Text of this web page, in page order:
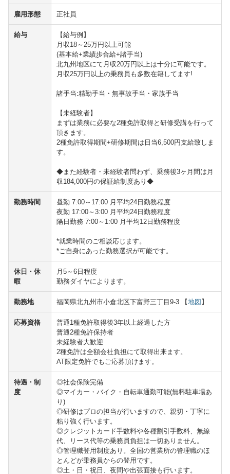
雇用形態 正社員
給与
【給与例】
月収18～25万円以上可能
(基本給+業績歩合給+諸手当)
北九州地区にて月収20万円以上は十分に可能です。
月収25万円以上の乗務員も多数在籍してます!
諸手当:精勤手当・無事故手当・家族手当
【未経験者】
まずは業務に必要な2種免許取得と研修受講を行って
頂きます。
2種免許取得期間+研修期間は日当6,500円支給致しま
す。
◆また経験者・未経験者問わず、乗務後3ヶ月間は月
収184,000円の保証給制度あり◆
勤務時間
昼勤 7:00～17:00 月平均24日勤務程度
夜勤 17:00～3:00 月平均24日勤務程度
隔日勤務 7:00～1:00 月平均12日勤務程度
*就業時間のご相談応じます。
*ご自身にあった勤務選択が可能です。
休日・休
暇
月5～6日程度
勤務ダイヤによります。
勤務地 福岡県北九州市小倉北区下富野三丁目9-3 【地図】
応募資格
普通1種免許取得後3年以上経過した方
普通2種免許保持者
未経験者大歓迎
2種免許は全額会社負担にて取得出来ます。
AT限定免許でもご応募頂けます。
待遇・制
度
◎社会保険完備
◎マイカー・バイク・自転車通勤可能(無料駐車場あ
り)
◎研修はプロの担当が行いますので、親切・丁寧に
粘り強く行います。
◎クレジットカード手数料や各種割引手数料、無線
代、リース代等の乗務員負担は一切ありません。
◎管理職登用制度あり。全国の営業所の管理職のほ
とんどが乗務員からの登用です。
◎土・日・祝日、夜間や出張面接も行います。